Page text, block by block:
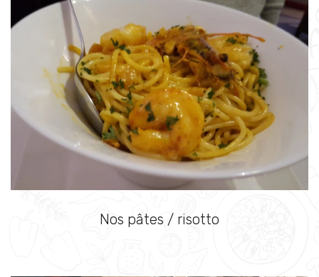
Nos pâtes / risotto